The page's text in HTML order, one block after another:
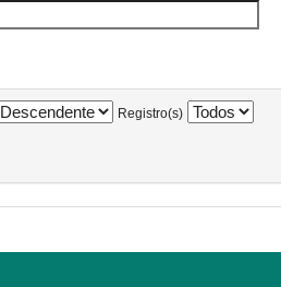
Registro(s)